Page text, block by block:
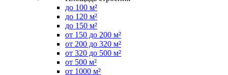
до 100 м²
до 120 м²
до 150 м²
от 150 до 200 м²
от 200 до 320 м²
от 320 до 500 м²
от 500 м²
от 1000 м²